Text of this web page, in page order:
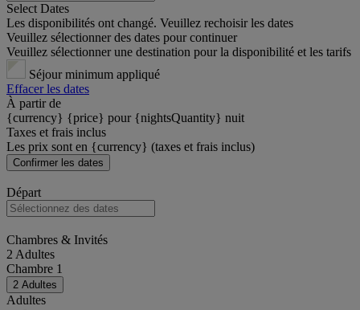
Select Dates
Les disponibilités ont changé. Veuillez rechoisir les dates
Veuillez sélectionner des dates pour continuer
Veuillez sélectionner une destination pour la disponibilité et les tarifs
Séjour minimum appliqué
Effacer les dates
À partir de
{currency} {price} pour {nightsQuantity} nuit
Taxes et frais inclus
Les prix sont en {currency} (taxes et frais inclus)
Confirmer les dates
Départ
Chambres & Invités
2 Adultes
Chambre 1
2 Adultes
Adultes